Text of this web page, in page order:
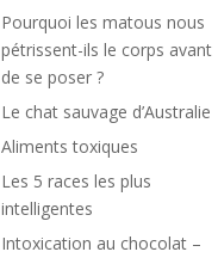
Pourquoi les matous nous
pétrissent-ils le corps avant
de se poser ?
Le chat sauvage d’Australie
Aliments toxiques
Les 5 races les plus
intelligentes
Intoxication au chocolat –